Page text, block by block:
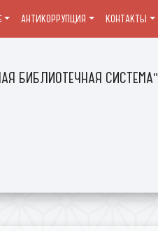
БИБЛИОТЕЧНАЯ СИСТЕМА"
АНТИКОРРУПЦИЯ КОНТАКТЫ